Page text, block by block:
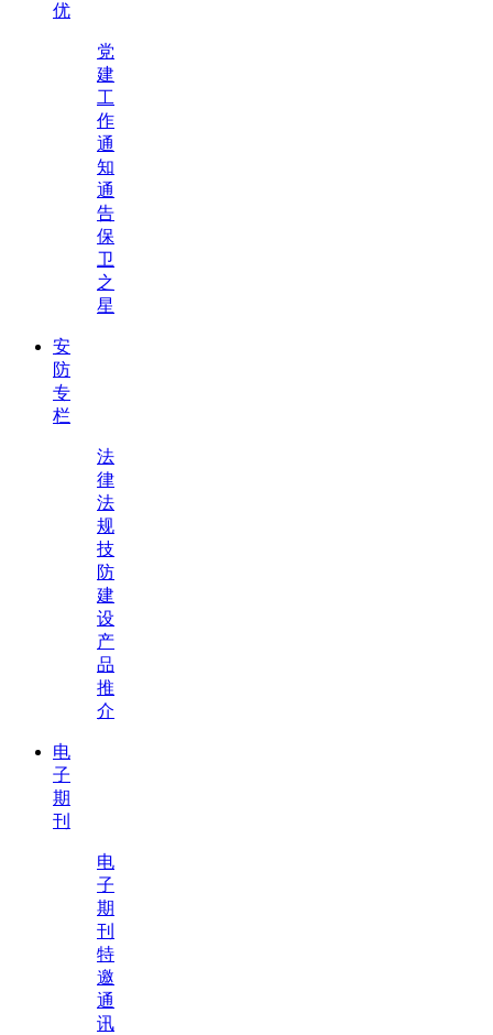
优
党
建
工
作
通
知
通
告
保
卫
之
星
安
防
专
栏
法
律
法
规
技
防
建
设
产
品
推
介
电
子
期
刊
电
子
期
刊
特
邀
通
讯